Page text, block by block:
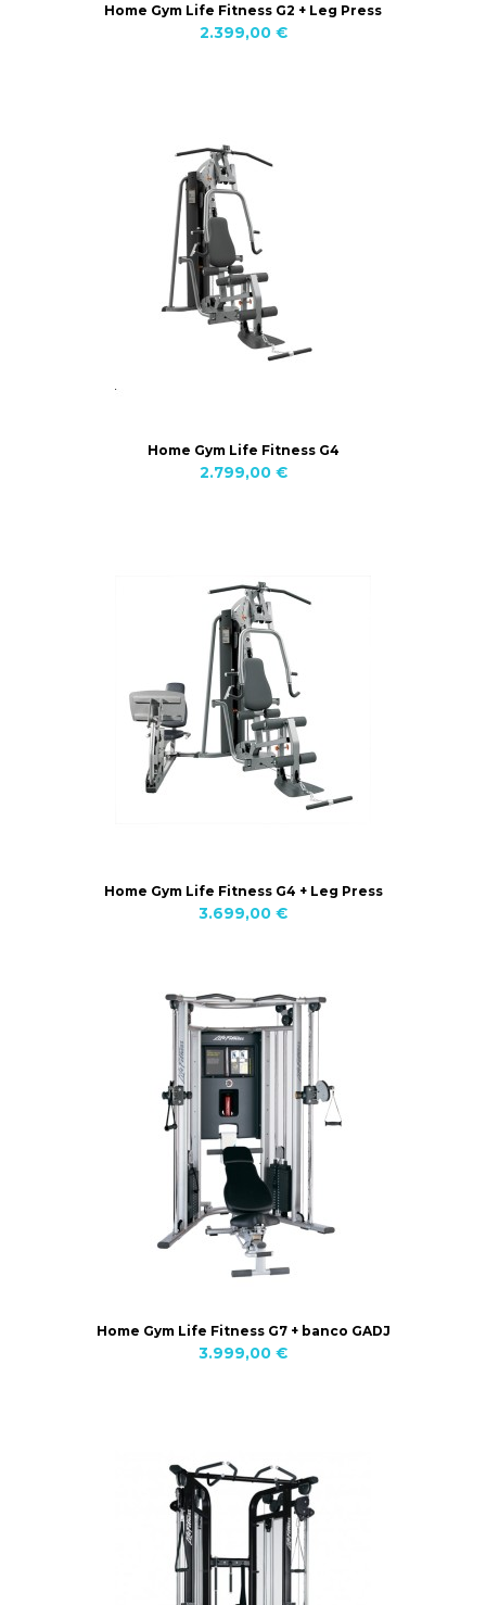
Home Gym Life Fitness G2 + Leg Press
2.399,00 €
Home Gym Life Fitness G4
2.799,00 €
Home Gym Life Fitness G4 + Leg Press
3.699,00 €
Home Gym Life Fitness G7 + banco GADJ
3.999,00 €